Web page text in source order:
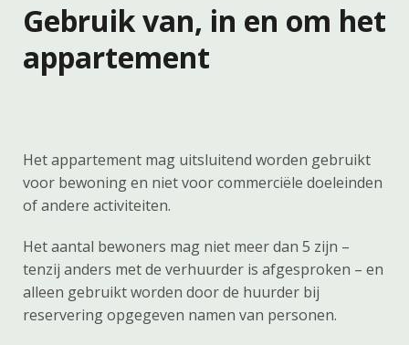
Gebruik van, in en om het
appartement
Het appartement mag uitsluitend worden gebruikt
voor bewoning en niet voor commerciële doeleinden
of andere activiteiten.
Het aantal bewoners mag niet meer dan 5 zijn –
tenzij anders met de verhuurder is afgesproken – en
alleen gebruikt worden door de huurder bij
reservering opgegeven namen van personen.